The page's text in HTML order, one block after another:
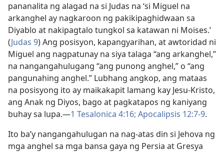
pananalita ng alagad na si Judas na ‘si Miguel na
arkanghel ay nagkaroon ng pakikipaghidwaan sa
Diyablo at nakipagtalo tungkol sa katawan ni Moises.’
(Judas 9) Ang posisyon, kapangyarihan, at awtoridad ni
Miguel ang nagpatunay na siya talaga “ang arkanghel,”
na nangangahulugang “ang punong anghel,” o “ang
pangunahing anghel.” Lubhang angkop, ang mataas
na posisyong ito ay maikakapit lamang kay Jesu-Kristo,
ang Anak ng Diyos, bago at pagkatapos ng kaniyang
buhay sa lupa.​—1 Tesalonica 4:16; Apocalipsis 12:7-9.
Ito ba’y nangangahulugan na nag-atas din si Jehova ng
mga anghel sa mga bansa gaya ng Persia at Gresya